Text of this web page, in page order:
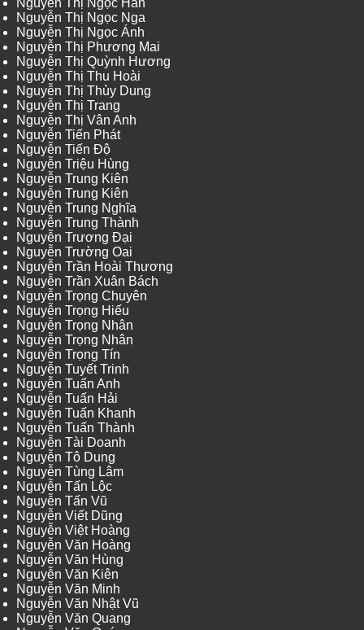
Nguyễn Thị Ngọc Hân
Nguyễn Thị Ngọc Nga
Nguyễn Thị Ngọc Ánh
Nguyễn Thị Phương Mai
Nguyễn Thị Quỳnh Hương
Nguyễn Thị Thu Hoài
Nguyễn Thị Thùy Dung
Nguyễn Thị Trang
Nguyễn Thị Vân Anh
Nguyễn Tiến Phát
Nguyễn Tiến Độ
Nguyễn Triệu Hùng
Nguyễn Trung Kiên
Nguyễn Trung Kiên
Nguyễn Trung Nghĩa
Nguyễn Trung Thành
Nguyễn Trương Đại
Nguyễn Trường Oai
Nguyễn Trần Hoài Thương
Nguyễn Trần Xuân Bách
Nguyễn Trọng Chuyên
Nguyễn Trọng Hiếu
Nguyễn Trọng Nhân
Nguyễn Trọng Nhân
Nguyễn Trọng Tín
Nguyễn Tuyết Trinh
Nguyễn Tuấn Anh
Nguyễn Tuấn Hải
Nguyễn Tuấn Khanh
Nguyễn Tuấn Thành
Nguyễn Tài Doanh
Nguyễn Tô Dung
Nguyễn Tùng Lâm
Nguyễn Tấn Lộc
Nguyễn Tấn Vũ
Nguyễn Viết Dũng
Nguyễn Việt Hoàng
Nguyễn Văn Hoàng
Nguyễn Văn Hùng
Nguyễn Văn Kiên
Nguyễn Văn Minh
Nguyễn Văn Nhật Vũ
Nguyễn Văn Quang